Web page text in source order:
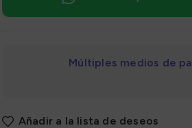
Múltiples medios de
Añadir a la lista de deseos